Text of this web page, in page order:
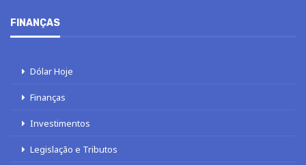
FINANÇAS
Dólar Hoje
Finanças
Investimentos
Legislação e Tributos